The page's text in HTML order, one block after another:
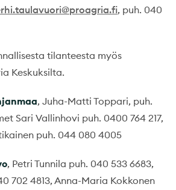
, puh. 040
tilanteesta myös
Keskuksilta.
, Juha-Matti Toppari, puh.
Sari Vallinhovi puh. 0400 764 217,
puh. 044 080 4005
, Petri Tunnila puh. 040 533 6683,
702 4813, Anna-Maria Kokkonen